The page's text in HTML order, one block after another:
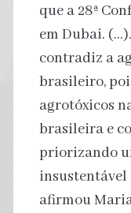
que a 28ª
em Dubai.
contradiz a
brasileiro,
agrotóxicos
brasileira e
priorizando
insustentável
afirmou